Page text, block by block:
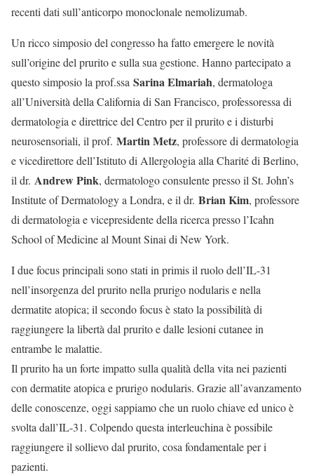
recenti dati sull’anticorpo monoclonale nemolizumab.
Un ricco simposio del congresso ha fatto emergere le novità
sull’origine del prurito e sulla sua gestione. Hanno partecipato a
questo simposio la prof.ssa Sarina Elmariah, dermatologa
all’Università della California di San Francisco, professoressa di
dermatologia e direttrice del Centro per il prurito e i disturbi
neurosensoriali, il prof. Martin Metz, professore di dermatologia
e vicedirettore dell’Istituto di Allergologia alla Charité di Berlino,
il dr. Andrew Pink, dermatologo consulente presso il St. John’s
Institute of Dermatology a Londra, e il dr. Brian Kim, professore
di dermatologia e vicepresidente della ricerca presso l’Icahn
School of Medicine al Mount Sinai di New York.
I due focus principali sono stati in primis il ruolo dell’IL-31
nell’insorgenza del prurito nella prurigo nodularis e nella
dermatite atopica; il secondo focus è stato la possibilità di
raggiungere la libertà dal prurito e dalle lesioni cutanee in
entrambe le malattie.
Il prurito ha un forte impatto sulla qualità della vita nei pazienti
con dermatite atopica e prurigo nodularis. Grazie all’avanzamento
delle conoscenze, oggi sappiamo che un ruolo chiave ed unico è
svolta dall’IL-31. Colpendo questa interleuchina è possibile
raggiungere il sollievo dal prurito, cosa fondamentale per i
pazienti.